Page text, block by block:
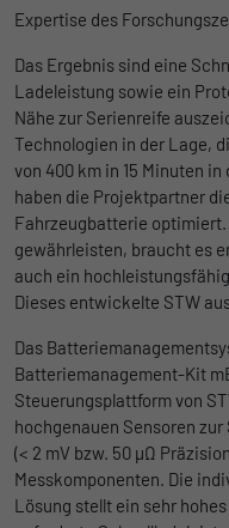
Expertise des
Das Ergebnis sind eine
Ladeleistung sowie ein
Nähe zur Serienreife
Technologien in der Lage,
von 400 km in 15 Minuten
haben die Projektpartner
Fahrzeugbatterie
gewährleisten, braucht es
auch ein
Dieses entwickelte STW
Das
Batteriemanagement-Kit
Steuerungsplattform von
hochgenauen Sensoren
(< 2 mV bzw. 50 µΩ
Messkomponenten. Die
Lösung stellt ein sehr
Zweck
dazu,
zu
Name _gat
Anbieter Google
Laufzeit 1 Tag
Zweck
zur
Name _gid
Ohne diese Einbindung
dargestellt werden.
Name
Anbieter
Laufzeit
Wird
die
und
Cookie-
LinkedIn/Marketing
Das LinkedIn Insight Tag
Aktionen auf unserer
helfen uns, die
und interessenbasierte
Name li_gc
Anbieter LinkedIn
Laufzeit 6 Monate
Zweck
Cookie-